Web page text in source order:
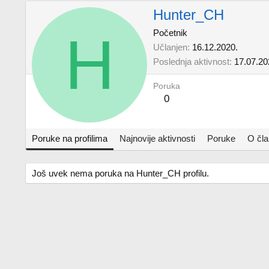
H
Hunter_CH
Početnik
Učlanjen 16.12.2020.
Poslednja aktivnost
Poruka
0
Poruke na profilima Najnovije aktivnosti Poruke O
Još uvek nema poruka na Hunter_CH profilu.